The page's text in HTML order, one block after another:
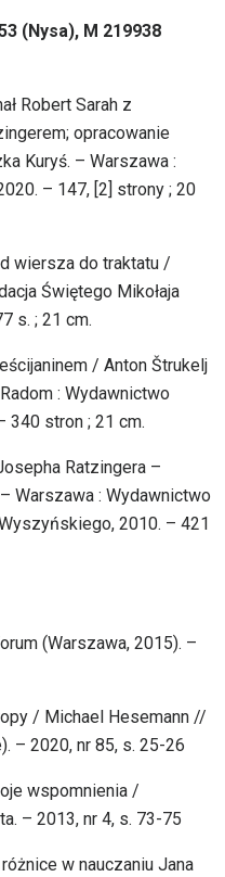
(Nysa), M 219938
Robert Sarah z
opracowanie
Kuryś. – Warszawa :
– 147, [2] strony ; 20
wiersza do traktatu /
Świętego Mikołaja
s. ; 21 cm.
/ Anton Štrukelj
: Wydawnictwo
340 stron ; 21 cm.
Ratzingera –
Warszawa : Wydawnictwo
2010. – 421
(Warszawa, 2015). –
/ Michael Hesemann //
– 2020, nr 85, s. 25-26
wspomnienia /
– 2013, nr 4, s. 73-75
w nauczaniu Jana